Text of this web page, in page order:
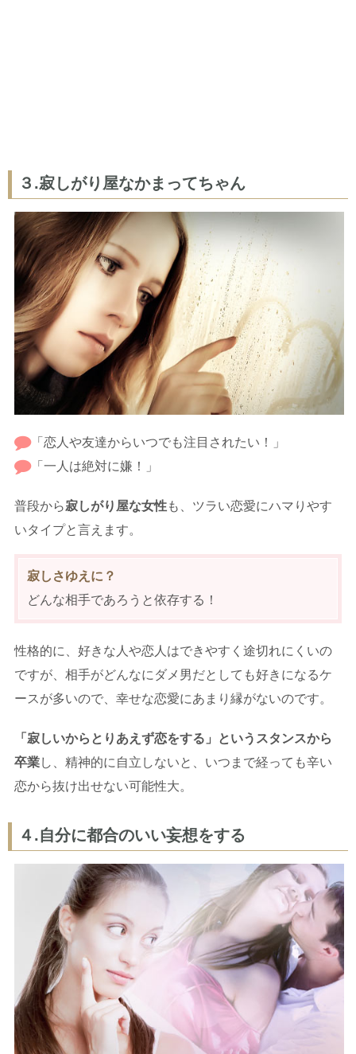
３.寂しがり屋なかまってちゃん
「恋人や友達からいつでも注目されたい！」
「一人は絶対に嫌！」
普段から寂しがり屋な女性も、ツラい恋愛にハマりやす
いタイプと言えます。
寂しさゆえに？
どんな相手であろうと依存する！
性格的に、好きな人や恋人はできやすく途切れにくいの
ですが、相手がどんなにダメ男だとしても好きになるケ
ースが多いので、幸せな恋愛にあまり縁がないのです。
「寂しいからとりあえず恋をする」というスタンスから
卒業し、精神的に自立しないと、いつまで経っても辛い
恋から抜け出せない可能性大。
４.自分に都合のいい妄想をする